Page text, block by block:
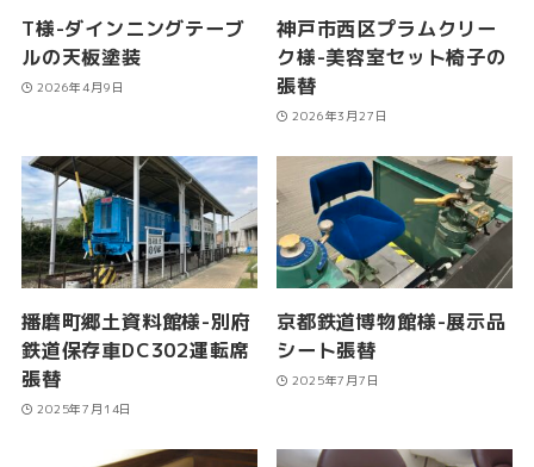
T様-ダインニングテーブ
ルの天板塗装
2026年4月9日
神戸市西区プラムクリー
ク様-美容室セット椅子の
張替
2026年3月27日
播磨町郷土資料館様-別府
鉄道保存車DC302運転席
張替
2025年7月14日
京都鉄道博物館様-展示品
シート張替
2025年7月7日